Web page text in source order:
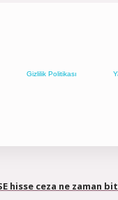
Gizlilik Politikası
hisse ceza ne zaman